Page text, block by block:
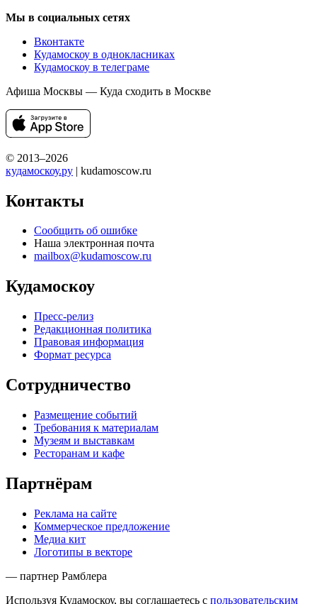
Мы в социальных сетях
Вконтакте
Кудамоскоу в однокласниках
Кудамоскоу в телеграме
Афиша Москвы — Куда сходить в Москве
© 2013–2026
кудамоскоу.ру | kudamoscow.ru
Контакты
Сообщить об ошибке
Наша электронная почта
mailbox@kudamoscow.ru
Кудамоскоу
Пресс-релиз
Редакционная политика
Правовая информация
Формат ресурса
Сотрудничество
Размещение событий
Требования к материалам
Музеям и выставкам
Ресторанам и кафе
Партнёрам
Реклама на сайте
Коммерческое предложение
Медиа кит
Логотипы в векторе
— партнер Рамблера
Используя Кудамоскоу, вы соглашаетесь с пользовательским